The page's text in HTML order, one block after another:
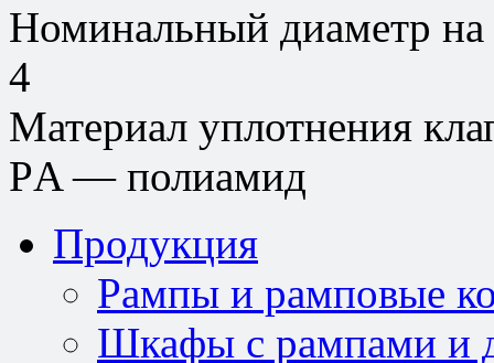
Номинальный диаметр
4
Материал уплотнения
РA — полиамид
Продукция
Рампы и рамповые
Шкафы с рампами и